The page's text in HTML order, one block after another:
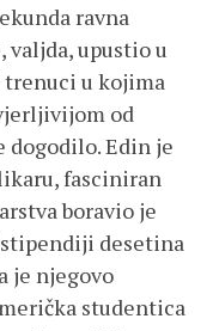
ravna
valjda, upustio u
trenuci u kojima
od
dogodilo. Edin je
fasciniran
boravio je
desetina
je njegovo
studentica